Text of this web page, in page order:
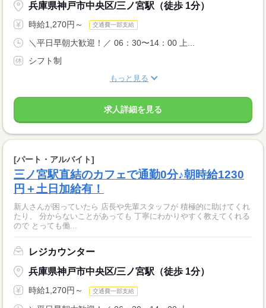
兵庫県神戸市中央区/三ノ宮駅（徒歩 1分）
時給1,270円～ 交通費一部支給
＼平日早朝大歓迎！／ 06：30〜14：00 上...
シフト制
もっと見る
求人詳細を見る
[パート・アルバイト]
三ノ宮駅直結のカフェで通勤0分♪朝時給1230
円＋土日加給有！
新人さんが困っていたら 店長や先輩スタッフが 積極的に助けてくれ
たり、 分からないことがあっても 丁寧にわかりやすく教えてくれる
ので とっても働...
レジカウンター
兵庫県神戸市中央区/三ノ宮駅（徒歩 1分）
時給1,270円～ 交通費一部支給